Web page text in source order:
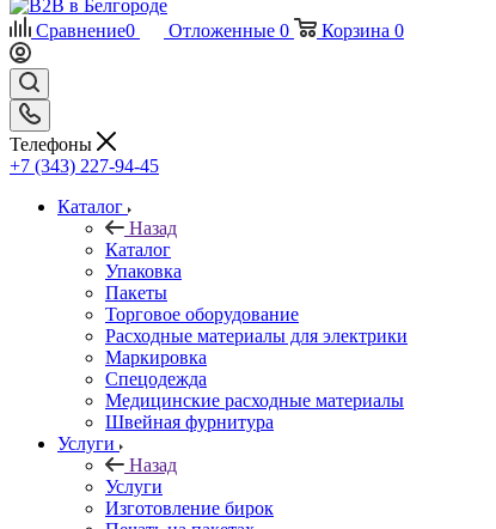
Сравнение0 Отложенные 0 Корзина 0
Телефоны
+7 (343) 227-94-45
Каталог
Назад
Каталог
Упаковка
Пакеты
Торговое оборудование
Расходные материалы для электрики
Маркировка
Спецодежда
Медицинские расходные материалы
Швейная фурнитура
Услуги
Назад
Услуги
Изготовление бирок